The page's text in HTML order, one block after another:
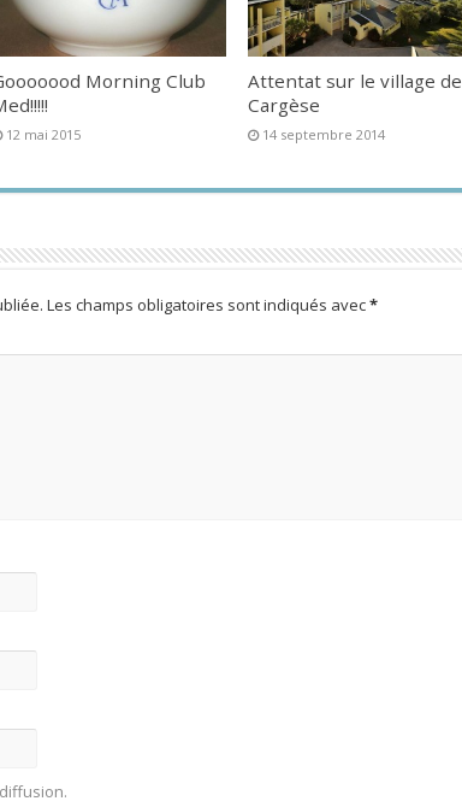
Morning Club
12 mai 2015
Attentat sur le village de
Cargèse
14 septembre 2014
Les champs obligatoires sont indiqués avec*